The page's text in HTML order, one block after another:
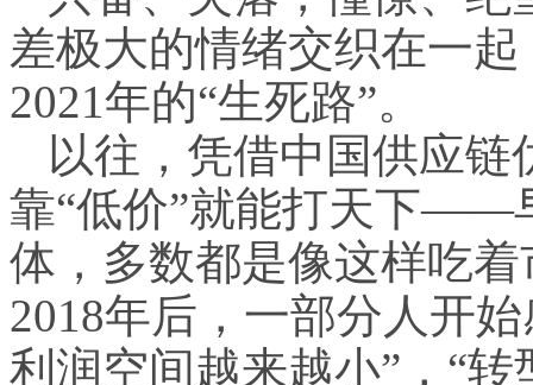
差极大的情绪交织在一
2021年的“生死路”。
以往，凭借中国供应
靠“低价”就能打天下——
体，多数都是像这样吃
2018年后，一部分人开
利润空间越来越小”，“